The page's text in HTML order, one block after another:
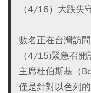
（4/16）大跌失
數名正在台灣訪
（4/15)緊急召
主席杜伯斯基（
僅是針對以色列